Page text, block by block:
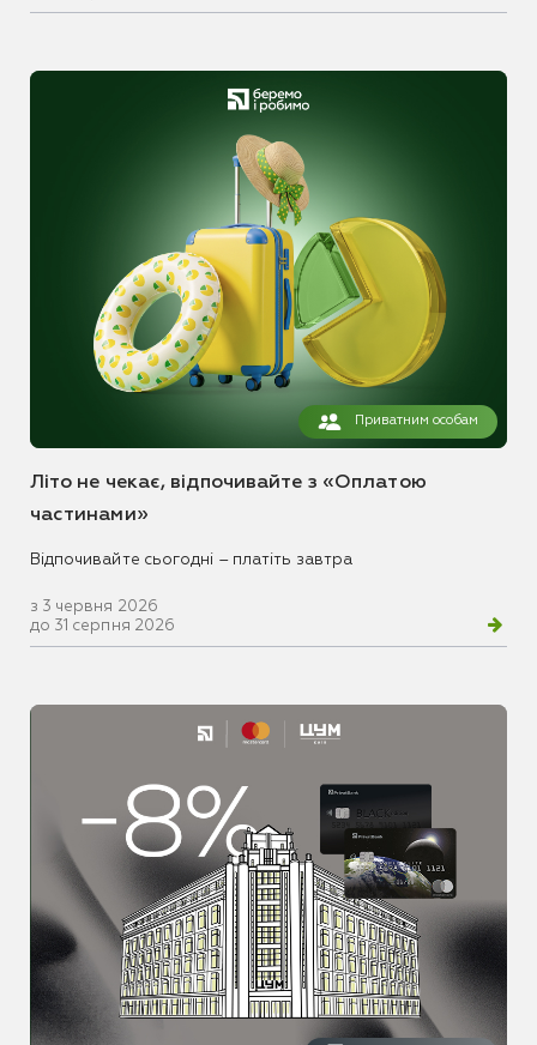
Приватним особам
Літо не чекає, відпочивайте з «Оплатою
частинами»
Відпочивайте сьогодні – платіть завтра
з 3 червня 2026
до 31 серпня 2026